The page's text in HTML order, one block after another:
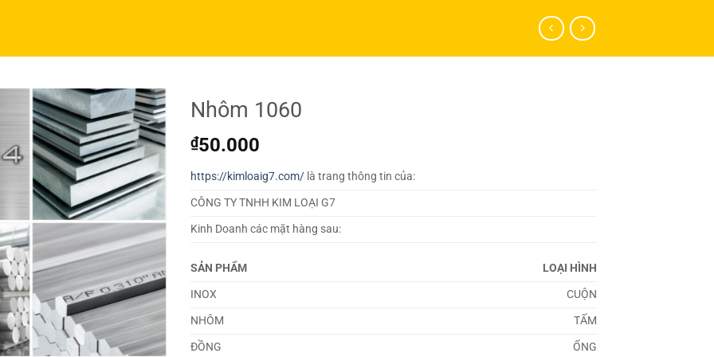
Nhôm 1060
₫50.000
https://kimloaig7.com/ là trang thông tin của:
CÔNG TY TNHH KIM LOẠI G7
Kinh Doanh các mặt hàng sau:
SẢN PHẨM
LOẠI HÌNH
INOX
CUỘN
NHÔM
TẤM
ĐỒNG
ỐNG